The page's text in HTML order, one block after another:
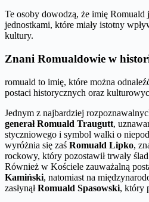
Te osoby dowodzą, że imię Romuald
jednostkami, które miały istotny
kultury.
Znani Romualdowie w
romuald to imię, które można
postaci historycznych oraz
Jednym z najbardziej
generał Romuald Traugutt,
styczniowego i symbol walki o
wyróżnia się zaś Romuald Lipko,
rockowy, który pozostawił trwały
Również w Kościele zauważalną
Kamiński, natomiast na
zasłynąłRomuald Spasowski, który